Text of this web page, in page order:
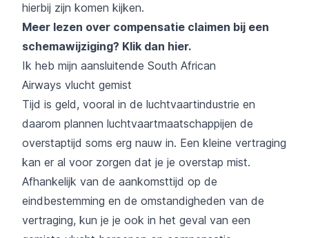
hierbij zijn komen kijken.
Meer lezen over compensatie claimen bij een
schemawijziging? Klik dan hier.
Ik heb mijn aansluitende South African
Airways vlucht gemist
Tijd is geld, vooral in de luchtvaartindustrie en
daarom plannen luchtvaartmaatschappijen de
overstaptijd soms erg nauw in. Een kleine vertraging
kan er al voor zorgen dat je je overstap mist.
Afhankelijk van de aankomsttijd op de
eindbestemming en de omstandigheden van de
vertraging, kun je je ook in het geval van een